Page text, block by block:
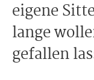
eigene
lange
gefallen